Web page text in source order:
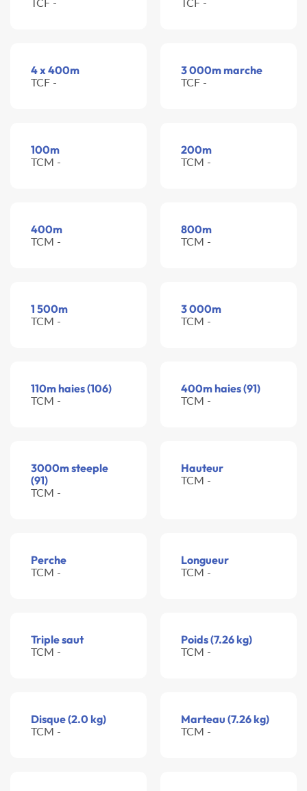
4 x 400m
TCF -
3 000m marche
TCF -
100m
TCM -
200m
TCM -
400m
TCM -
800m
TCM -
1 500m
TCM -
3 000m
TCM -
110m haies (106)
TCM -
400m haies (91)
TCM -
3000m steeple
(91)
TCM -
Hauteur
TCM -
Perche
TCM -
Longueur
TCM -
Triple saut
TCM -
Poids (7.26 kg)
TCM -
Disque (2.0 kg)
TCM -
Marteau (7.26 kg)
TCM -